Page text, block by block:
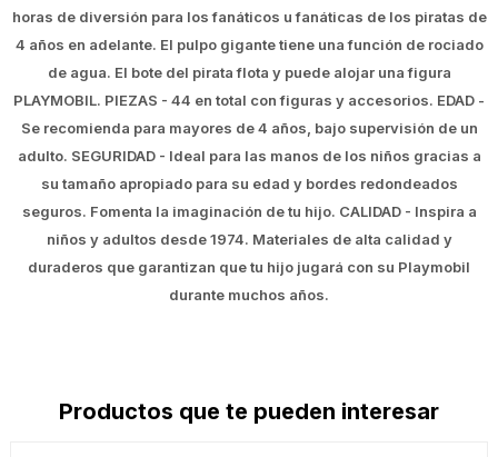
horas de diversión para los fanáticos u fanáticas de los piratas de
4 años en adelante. El pulpo gigante tiene una función de rociado
de agua. El bote del pirata flota y puede alojar una figura
PLAYMOBIL. PIEZAS - 44 en total con figuras y accesorios. EDAD -
Se recomienda para mayores de 4 años, bajo supervisión de un
adulto. SEGURIDAD - Ideal para las manos de los niños gracias a
su tamaño apropiado para su edad y bordes redondeados
seguros. Fomenta la imaginación de tu hijo. CALIDAD - Inspira a
niños y adultos desde 1974. Materiales de alta calidad y
duraderos que garantizan que tu hijo jugará con su Playmobil
durante muchos años.
Productos que te pueden interesar